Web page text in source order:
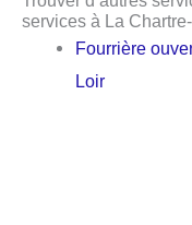
services à La
Fourrière
Loir